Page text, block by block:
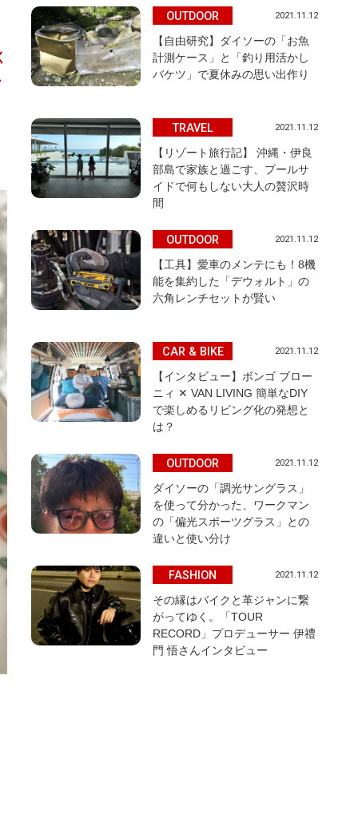
OUTDOOR 2021.11.12
【自由研究】ダイソーの「お魚
計測ケース」と「釣り用活かし
バケツ」で夏休みの思い出作り
TRAVEL 2021.11.12
【リゾート旅行記】 沖縄・伊良
部島で家族と過ごす、プールサ
イドで何もしない大人の贅沢時
間
OUTDOOR 2021.11.12
【工具】愛車のメンテにも！8機
能を集約した「デウォルト」の
六角レンチセットが賢い
CAR & BIKE 2021.11.12
【インタビュー】ボンゴ ブロー
ニィ ✕ VAN LIVING 簡単なDIY
で楽しめるリビング化の発想と
は？
OUTDOOR 2021.11.12
ダイソーの「調光サングラス」
を使って分かった、ワークマン
の「偏光スポーツグラス」との
違いと使い分け
FASHION 2021.11.12
その縁はバイクと革ジャンに繋
がってゆく。「TOUR
RECORD」プロデューサー 伊禮
門 悟さんインタビュー